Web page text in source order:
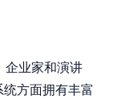
企业家和演讲
方面拥有丰富